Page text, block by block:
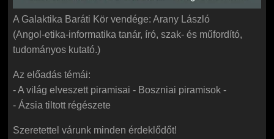
A Galaktika Baráti Kör vendége: Arany László
(Angol-etika-informatika tanár, író, szak- és műfordító,
tudományos kutató.)
Az előadás témái:
- A világ elveszett piramisai - Boszniai piramisok -
- Ázsia tiltott régészete
Szeretettel várunk minden érdeklődőt!